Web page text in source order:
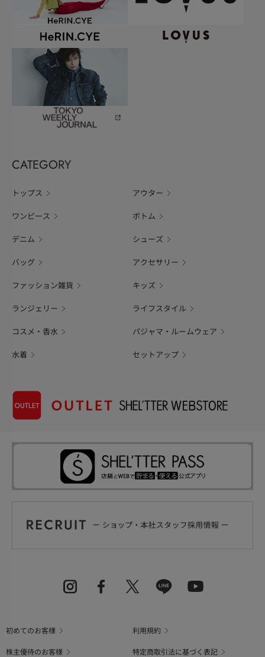
CATEGORY
トップス アウター
ワンピース ボトム
デニム シューズ
バッグ アクセサリー
ファッション雑貨 キッズ
ランジェリー ライフスタイル
コスメ・香水 パジャマ・ルームウェア
水着 セットアップ
初めてのお客様
利用規約
株主優待のお客様
特定商取引法に基づく表記